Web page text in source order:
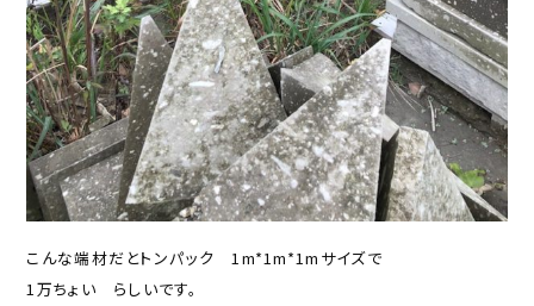
こんな端材だとトンパック 1m*1m*1mサイズで
1万ちょい らしいです。